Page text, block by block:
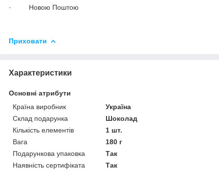
· Новою Поштою
Приховати
Характеристики
Основні атрибути
Країна виробник
Україна
Склад подарунка
Шоколад
Кількість елементів
1 шт.
Вага
180 г
Подарункова упаковка
Так
Наявність сертифіката
Так